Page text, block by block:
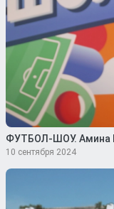
ФУТБОЛ-ШОУ. Амина
10 сентября 2024